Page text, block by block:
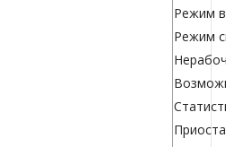
Режим
Режим